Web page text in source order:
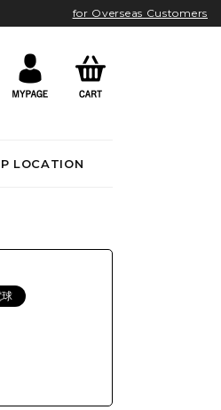
for Overseas Customers
LOCATION
球